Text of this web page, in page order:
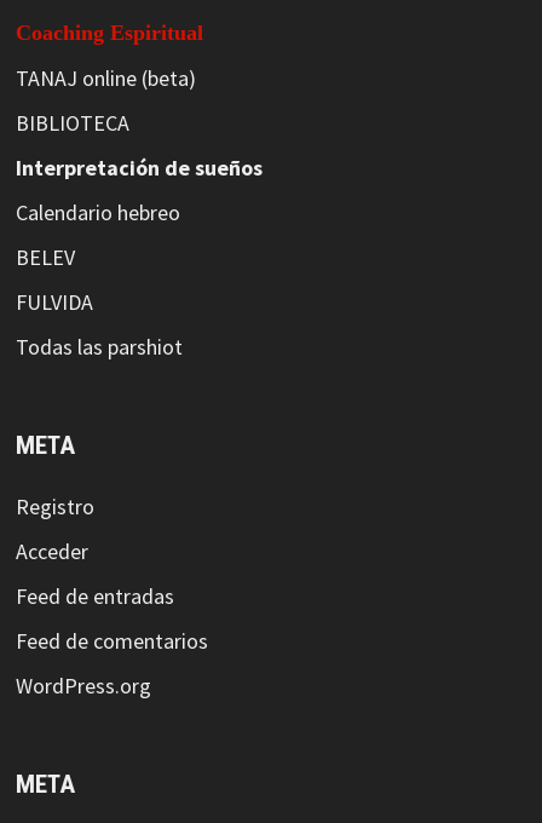
Coaching Espiritual
TANAJ online (beta)
BIBLIOTECA
Interpretación de sueños
Calendario hebreo
BELEV
FULVIDA
Todas las parshiot
META
Registro
Acceder
Feed de entradas
Feed de comentarios
WordPress.org
META